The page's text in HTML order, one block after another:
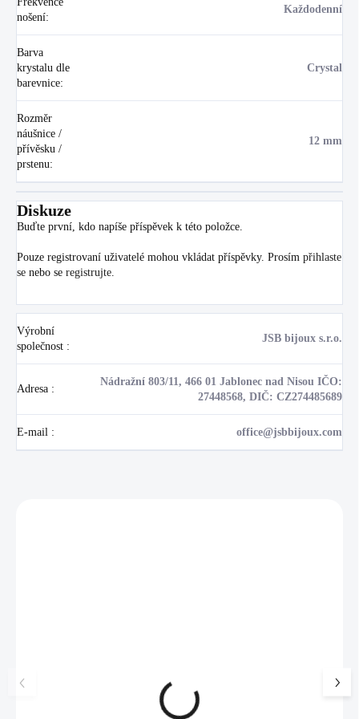
nošení:
Každodenní
Barva
krystalu dle
barevnice:
Crystal
Rozměr
náušnice /
přívěsku /
prstenu:
12 mm
Diskuze
Buďte první, kdo napíše příspěvek k této položce.
Pouze registrovaní uživatelé mohou vkládat příspěvky. Prosím přihlaste
se nebo se registrujte
Výrobní
společnost :
JSB bijoux s.r.o.
Adresa :
Nádražní 803/11, 466 01 Jablonec nad Nisou IČO:
27448568, DIČ: CZ274485689
E-mail : office@jsbbijoux.com